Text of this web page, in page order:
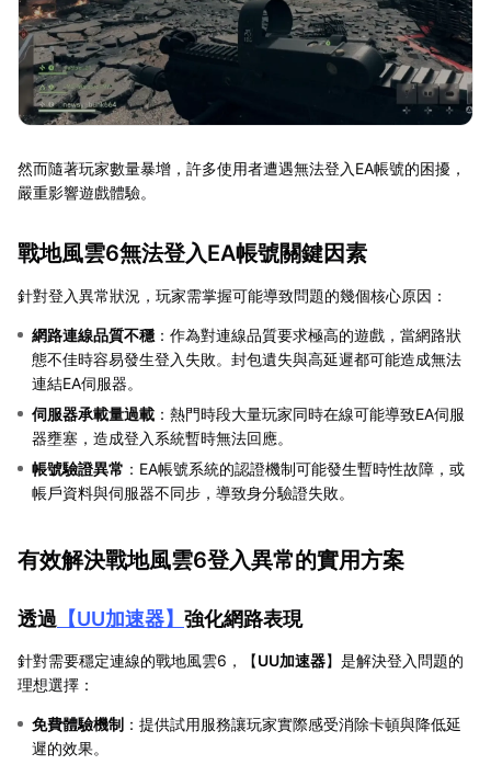
然而隨著玩家數量暴增，許多使用者遭遇無法登入EA帳號的困擾，
嚴重影響遊戲體驗。
戰地風雲6無法登入EA帳號關鍵因素
針對登入異常狀況，玩家需掌握可能導致問題的幾個核心原因：
網路連線品質不穩 ：作為對連線品質要求極高的遊戲，當網路狀
態不佳時容易發生登入失敗。封包遺失與高延遲都可能造成無法
連結EA伺服器。
伺服器承載量過載 ：熱門時段大量玩家同時在線可能導致EA伺服
器壅塞，造成登入系統暫時無法回應。
帳號驗證異常 ：EA帳號系統的認證機制可能發生暫時性故障，或
帳戶資料與伺服器不同步，導致身分驗證失敗。
有效解決戰地風雲6登入異常的實用方案
透過 【UU加速器】 強化網路表現
針對需要穩定連線的戰地風雲6，【UU加速器】是解決登入問題的
理想選擇：
免費體驗機制 ：提供試用服務讓玩家實際感受消除卡頓與降低延
遲的效果。